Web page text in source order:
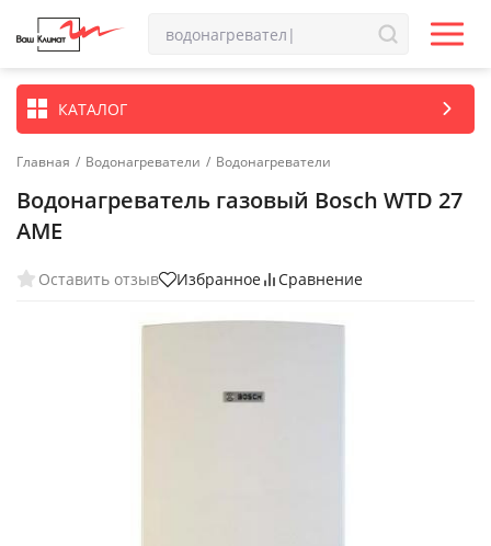
КАТАЛОГ
Главная / Водонагреватели / Водонагреватели
Водонагреватель газовый Bosch WTD 27
AME
Оставить отзыв Избранное Сравнение